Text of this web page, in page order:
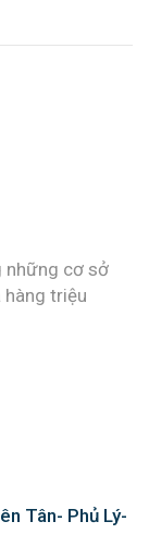
những cơ sở
hàng triệu
Tân- Phủ Lý-